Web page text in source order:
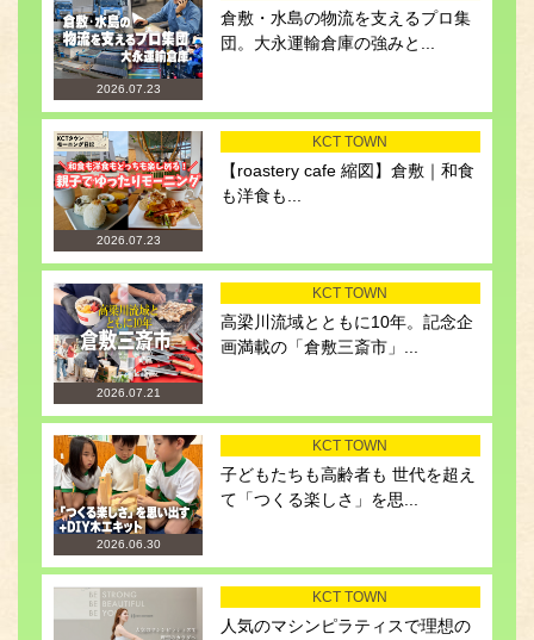
2026.07.23
倉敷・水島の物流を支えるプロ集
団。大永運輸倉庫の強みと...
2026.07.23
KCT TOWN
【roastery cafe 縮図】倉敷｜和食
も洋食も...
2026.07.21
KCT TOWN
高梁川流域とともに10年。記念企
画満載の「倉敷三斎市」...
2026.06.30
KCT TOWN
子どもたちも高齢者も 世代を超え
て「つくる楽しさ」を思...
KCT TOWN
人気のマシンピラティスで理想の